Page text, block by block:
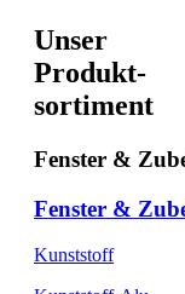
Unser
Produkt-
sortiment
Fenster &
Fenster &
Kunststoff